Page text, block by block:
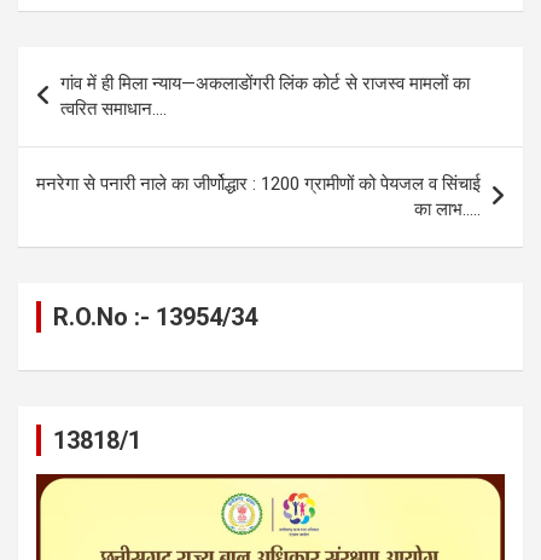
ce
b
o
o
k
se
n
g
er
at
A
p
p
e
gr
a
m
ail py
n
k
ar
navigation
गांव में ही मिला न्याय—अकलाडोंगरी लिंक कोर्ट से राजस्व मामलों का
त्वरित समाधान….
मनरेगा से पनारी नाले का जीर्णोद्धार : 1200 ग्रामीणों को पेयजल व सिंचाई
का लाभ…..
R.O.No :- 13954/34
13818/1